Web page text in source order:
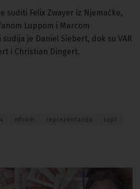
suditi Felix Zwayer iz Njemačke,
Luppom i Marcom
je Daniel Siebert, dok su VAR
i Christian Dingert.
nfsbih reprezentacija top1